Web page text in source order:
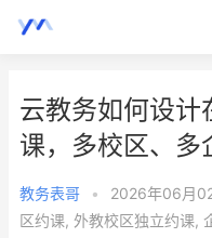
云教务如何设计
课，多校区、多
教务表哥 • 2026年06月
区约课, 外教校区独立约课,